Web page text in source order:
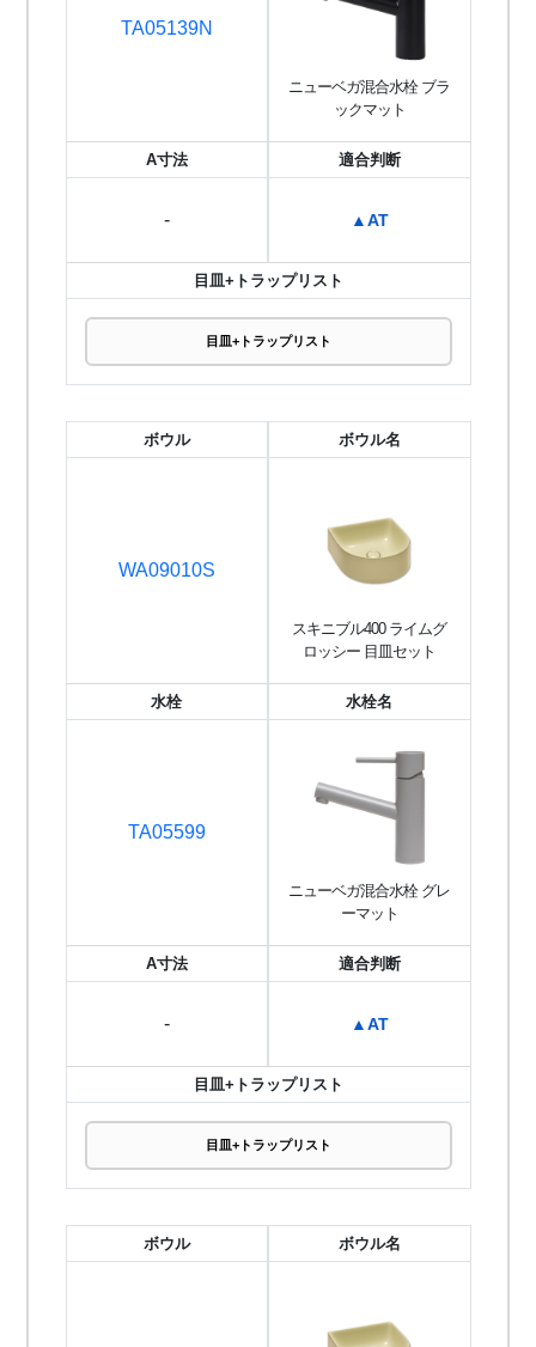
TA05139N
ニューベガ混合水栓 ブラ
ックマット
A寸法
-
適合判断
▲AT
目皿+トラップリスト
目皿+トラップリスト
ボウル
WA09010S
ボウル名
スキニブル400 ライムグ
ロッシー 目皿セット
水栓
TA05599
水栓名
ニューベガ混合水栓 グレ
ーマット
A寸法
-
適合判断
▲AT
目皿+トラップリスト
目皿+トラップリスト
ボウル ボウル名